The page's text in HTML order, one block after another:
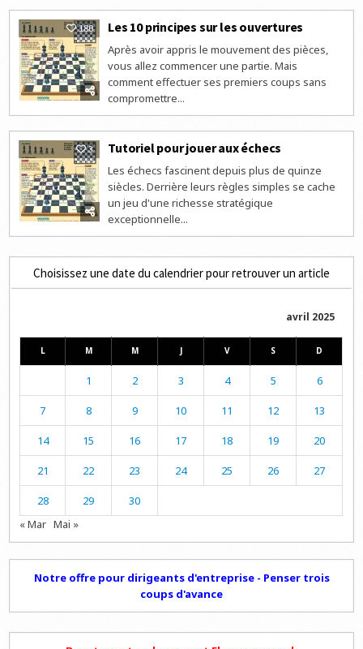
180 Les 10 principes sur les ouvertures
Après avoir appris le mouvement des pièces,
vous allez commencer une partie. Mais
comment effectuer ses premiers coups sans
compromettre...
3 Tutoriel pour jouer aux échecs
Les échecs fascinent depuis plus de quinze
siècles. Derrière leurs règles simples se cache
un jeu d'une richesse stratégique
exceptionnelle...
Choisissez une date du calendrier pour retrouver un article
avril 2025
L M M J V S D
1 2 3 4 5 6
7 8 9 10 11 12 13
14 15 16 17 18 19 20
21 22 23 24 25 26 27
28 29
30
« Mar Mai »
Notre offre pour dirigeants d'entreprise - Penser trois
coups d'avance